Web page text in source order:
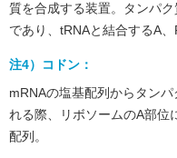
質を合成する装置。タンパ
であり、tRNAと結合するA、
注4）コドン：
mRNAの塩基配列からタン
れる際、リボソームのA部位
配列。